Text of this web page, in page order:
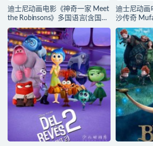
迪士尼动画电影《神奇一家 Meet
the Robinsons》多国语言(含国
语)+多国字幕(含中文) 官方纯净收
藏版 720P/MKV/3.66G 动画片神
奇一家下载
迪士尼动画
沙传奇
多国语言(
文) 官方纯
720P/MKV/